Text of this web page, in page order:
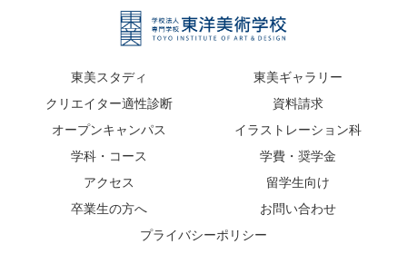
東美スタディ
東美ギャラリー
クリエイター適性診断
資料請求
オープンキャンパス
イラストレーション科
学科・コース
学費・奨学金
アクセス
留学生向け
卒業生の方へ
お問い合わせ
プライバシーポリシー